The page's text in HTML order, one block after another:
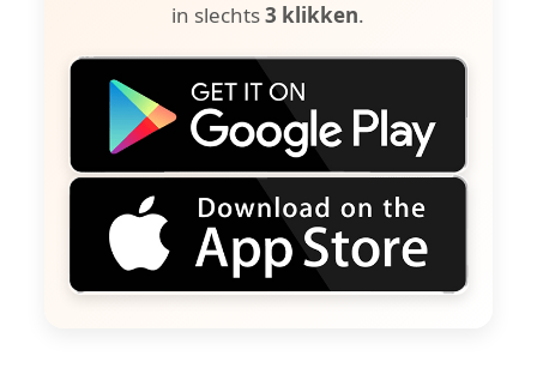
in slechts3 klikken.